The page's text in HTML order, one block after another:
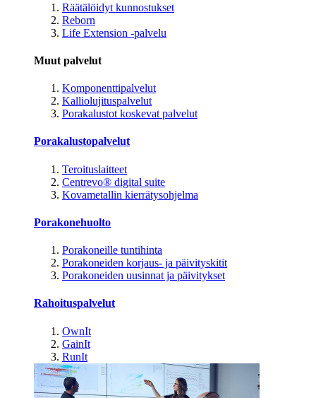
Räätälöidyt kunnostukset
Reborn
Life Extension -palvelu
Muut palvelut
Komponenttipalvelut
Kalliolujituspalvelut
Porakalustot koskevat palvelut
Porakalustopalvelut
Teroituslaitteet
Centrevo® digital suite
Kovametallin kierrätysohjelma
Porakonehuolto
Porakoneille tuntihinta
Porakoneiden korjaus- ja päivityskitit
Porakoneiden uusinnat ja päivitykset
Rahoituspalvelut
OwnIt
GainIt
RunIt